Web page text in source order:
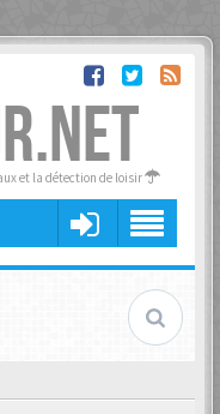
et la détection de loisir